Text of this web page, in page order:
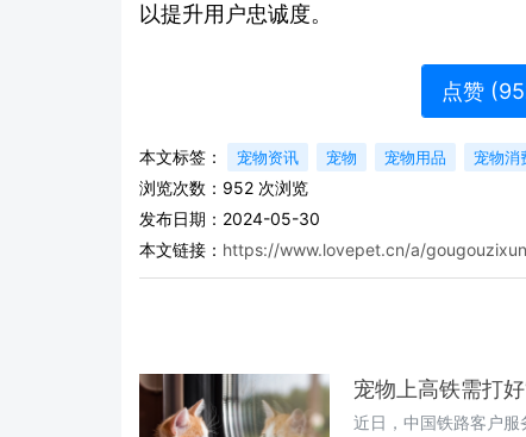
以提升用户忠诚度。
点赞 (
本文标签： 宠物资讯 宠物 宠物用品 宠物消
浏览次数： 952 次浏览
发布日期：2024-05-30
本文链接： https://www.lovepet.cn/a/
宠物上高铁需打好
近日，中国铁路客户